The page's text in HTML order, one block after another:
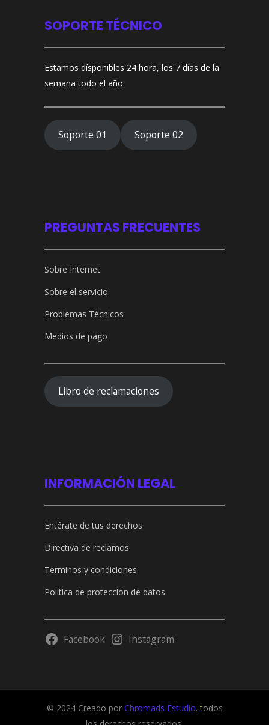
SOPORTE TÉCNICO
Estamos dísponibles 24 hora, los 7 días de la
semana todo el año.
Soporte 01 Soporte 02
PREGUNTAS FRECUENTES
Sobre Internet
Sobre el servicio
Problemas Técnicos
Medios de pago
Libro de reclamaciones
INFORMACIÓN LEGAL
Entérate de tus derechos
Directiva de reclamos
Terminos y condiciones
Politica de protección de datos
Facebook Instagram
© 2024 Creado por Chromads Estudio. todos